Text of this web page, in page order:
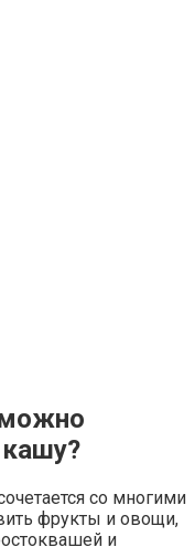
со многими
фрукты и овощи,
и